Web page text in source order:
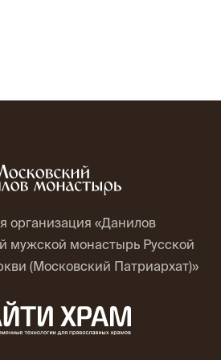
организация «Данилов
мужской монастырь Русской
(Московский Патриархат)»